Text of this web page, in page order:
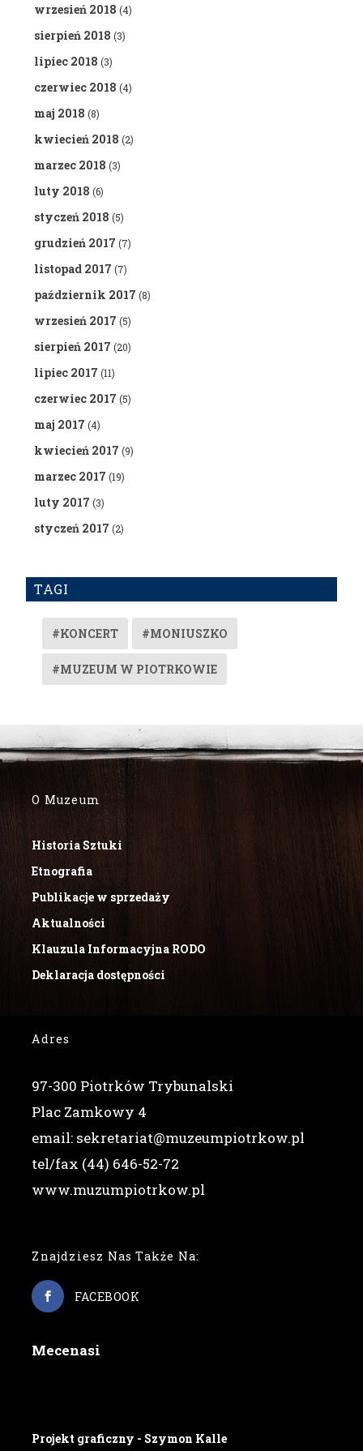
wrzesień 2018 (4)
sierpień 2018 (3)
lipiec 2018 (3)
czerwiec 2018 (4)
maj 2018 (8)
kwiecień 2018 (2)
marzec 2018 (3)
luty 2018 (6)
styczeń 2018 (5)
grudzień 2017 (7)
listopad 2017 (7)
październik 2017 (8)
wrzesień 2017 (5)
sierpień 2017 (20)
lipiec 2017 (11)
czerwiec 2017 (5)
maj 2017 (4)
kwiecień 2017 (9)
marzec 2017 (19)
luty 2017 (3)
styczeń 2017 (2)
TAGI
#KONCERT #MONIUSZKO
#MUZEUM W PIOTRKOWIE
O Muzeum
Historia Sztuki
Etnografia
Publikacje w sprzedaży
Aktualności
Klauzula Informacyjna RODO
Deklaracja dostępności
Adres
97-300 Piotrków Trybunalski
Plac Zamkowy 4
email: sekretariat@muzeumpiotrkow.pl
tel/fax (44) 646-52-72
www.muzumpiotrkow.pl
Znajdziesz Nas Także Na:
FACEBOOK
Mecenasi
Projekt graficzny - Szymon Kalle